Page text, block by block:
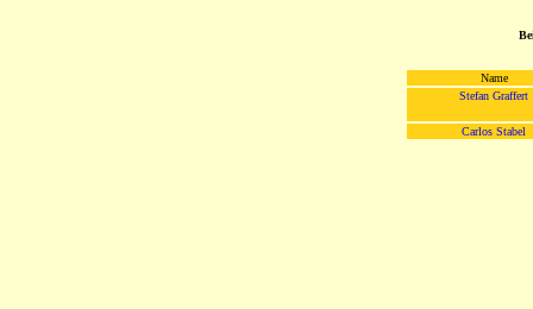
Name
Stefan Graffert
Carlos Stabel